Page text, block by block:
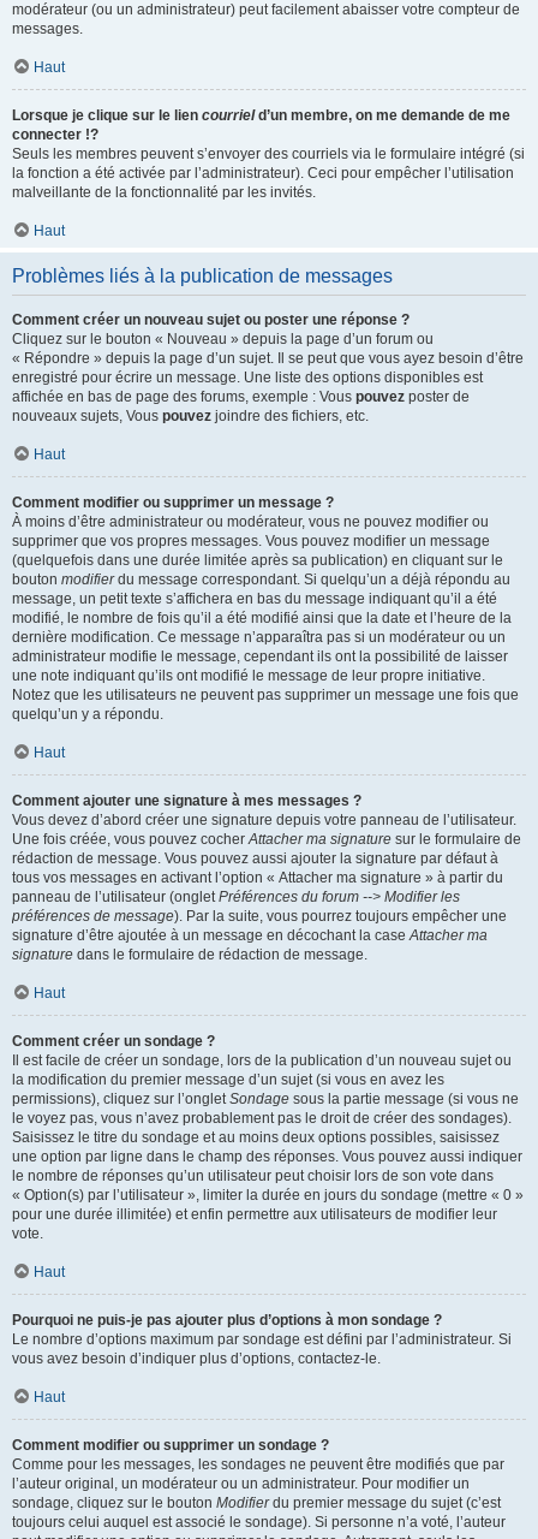
modérateur (ou un administrateur) peut facilement abaisser votre compteur de
messages.
Haut
Lorsque je clique sur le lien courrield’un membre, on me demande de me
connecter !?
Seuls les membres peuvent s’envoyer des courriels via le formulaire intégré (si
la fonction a été activée par l’administrateur). Ceci pour empêcher l’utilisation
malveillante de la fonctionnalité par les invités.
Haut
Problèmes liés à la publication de messages
Comment créer un nouveau sujet ou poster une réponse ?
Cliquez sur le bouton « Nouveau » depuis la page d’un forum ou
« Répondre » depuis la page d’un sujet. Il se peut que vous ayez besoin d’être
enregistré pour écrire un message. Une liste des options disponibles est
affichée en bas de page des forums, exemple : Vous pouvez poster de
nouveaux sujets, Vous pouvez joindre des fichiers, etc.
Haut
Comment modifier ou supprimer un message ?
À moins d’être administrateur ou modérateur, vous ne pouvez modifier ou
supprimer que vos propres messages. Vous pouvez modifier un message
(quelquefois dans une durée limitée après sa publication) en cliquant sur le
bouton modifierdu message correspondant. Si quelqu’un a déjà répondu au
message, un petit texte s’affichera en bas du message indiquant qu’il a été
modifié, le nombre de fois qu’il a été modifié ainsi que la date et l’heure de la
dernière modification. Ce message n’apparaîtra pas si un modérateur ou un
administrateur modifie le message, cependant ils ont la possibilité de laisser
une note indiquant qu’ils ont modifié le message de leur propre initiative.
Notez que les utilisateurs ne peuvent pas supprimer un message une fois que
quelqu’un y a répondu.
Haut
Comment ajouter une signature à mes messages ?
Vous devez d’abord créer une signature depuis votre panneau de l’utilisateur.
Une fois créée, vous pouvez cocherAttacher ma signature sur le formulaire de
rédaction de message. Vous pouvez aussi ajouter la signature par défaut à
tous vos messages en activant l’option « Attacher ma signature » à partir du
panneau de l’utilisateur (ongletPréférences du forum --> Modifier les
préférences de message). Par la suite, vous pourrez toujours empêcher une
signature d’être ajoutée à un message en décochant la caseAttacher ma
signature dans le formulaire de rédaction de message.
Haut
Comment créer un sondage ?
Il est facile de créer un sondage, lors de la publication d’un nouveau sujet ou
la modification du premier message d’un sujet (si vous en avez les
permissions), cliquez sur l’ongletSondage sous la partie message (si vous ne
le voyez pas, vous n’avez probablement pas le droit de créer des sondages).
Saisissez le titre du sondage et au moins deux options possibles, saisissez
une option par ligne dans le champ des réponses. Vous pouvez aussi indiquer
le nombre de réponses qu’un utilisateur peut choisir lors de son vote dans
« Option(s) par l’utilisateur », limiter la durée en jours du sondage (mettre « 0 »
pour une durée illimitée) et enfin permettre aux utilisateurs de modifier leur
vote.
Haut
Pourquoi ne puis-je pas ajouter plus d’options à mon sondage ?
Le nombre d’options maximum par sondage est défini par l’administrateur. Si
vous avez besoin d’indiquer plus d’options, contactez-le.
Haut
Comment modifier ou supprimer un sondage ?
Comme pour les messages, les sondages ne peuvent être modifiés que par
l’auteur original, un modérateur ou un administrateur. Pour modifier un
sondage, cliquez sur le bouton Modifierdu premier message du sujet (c’est
toujours celui auquel est associé le sondage). Si personne n’a voté, l’auteur